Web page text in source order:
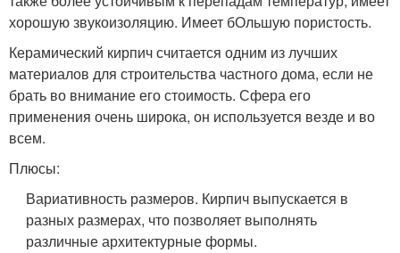
хорошую звукоизоляцию. Имеет бОльшую пористость.
Керамический кирпич считается одним из лучших
материалов для строительства частного дома, если не
брать во внимание его стоимость. Сфера его
применения очень широка, он используется везде и во
всем.
Плюсы:
Вариативность размеров. Кирпич выпускается в
разных размерах, что позволяет выполнять
различные архитектурные формы.